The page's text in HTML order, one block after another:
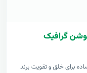
برای خلق و تقویت برند